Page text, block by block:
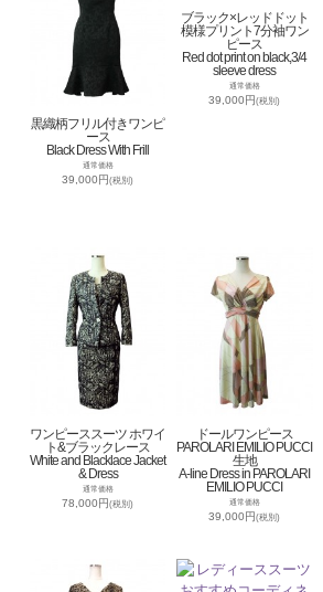
黒織柄フリル付きワンピ
ース
Black Dress With Frill
通常価格
39,000円(税別)
ブラック×レッドドット
模様プリント7分袖ワン
ピース
Red dot print on black,3/4
sleeve dress
通常価格
39,000円(税別)
ワンピーススーツ ホワイ
ト&ブラックレース
White and Blacklace Jacket
& Dress
通常価格
78,000円(税別)
ドールワンピース
PAROLARI EMILIO PUCCI
生地
A-line Dress in PAROLARI
EMILIO PUCCI
通常価格
39,000円(税別)